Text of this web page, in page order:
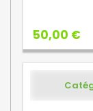
50,00 €